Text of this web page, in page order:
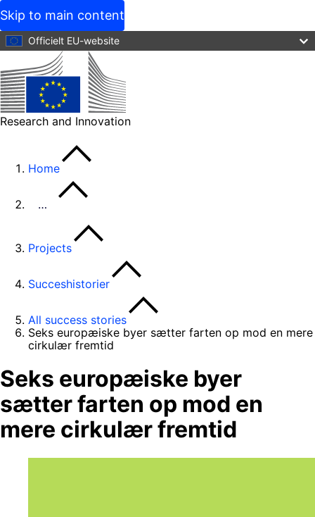
Skip to main content
Officielt EU-website
Research and Innovation
Home
…
Projects
Succeshistorier
All success stories
Seks europæiske byer sætter farten op mod en mere
cirkulær fremtid
Seks europæiske byer
sætter farten op mod en
mere cirkulær fremtid